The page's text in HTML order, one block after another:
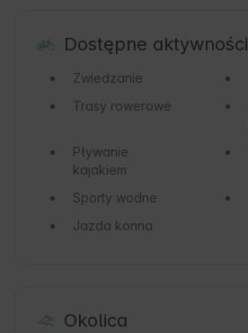
Dostępne aktywności
Zwiedzanie
Trasy rowerowe
Pływanie
kajakiem
Sporty wodne
Jazda konna
Okolica